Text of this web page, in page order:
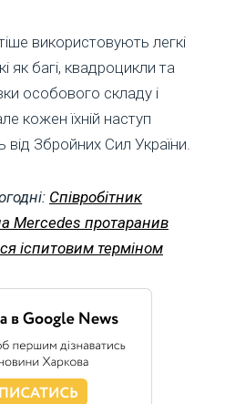
використовують легкі
як багі, квадроцикли та
особового складу і
кожен їхній наступ
від Збройних Сил України.
Співробітник
Mercedes протаранив
іспитовим терміном